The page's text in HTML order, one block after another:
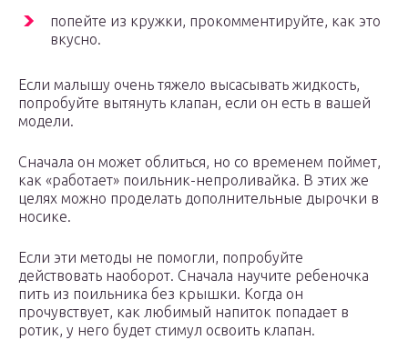
попейте из кружки, прокомментируйте, как это
вкусно.
Если малышу очень тяжело высасывать жидкость,
попробуйте вытянуть клапан, если он есть в вашей
модели.
Сначала он может облиться, но со временем поймет,
как «работает» поильник-непроливайка. В этих же
целях можно проделать дополнительные дырочки в
носике.
Если эти методы не помогли, попробуйте
действовать наоборот. Сначала научите ребеночка
пить из поильника без крышки. Когда он
прочувствует, как любимый напиток попадает в
ротик, у него будет стимул освоить клапан.